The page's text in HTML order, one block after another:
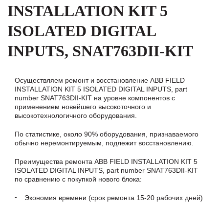
INSTALLATION KIT 5
ISOLATED DIGITAL
INPUTS, SNAT763DII-KIT
Осуществляем ремонт и восстановление ABB FIELD
INSTALLATION KIT 5 ISOLATED DIGITAL INPUTS, part
number SNAT763DII-KIT на уровне компонентов с
применением новейшего высокоточного и
высокотехнологичного оборудования.
По статистике, около 90% оборудования, признаваемого
обычно неремонтируемым, подлежит восстановлению.
Преимущества ремонта ABB FIELD INSTALLATION KIT 5
ISOLATED DIGITAL INPUTS, part number SNAT763DII-KIT
по сравнению с покупкой нового блока:
Экономия времени (срок ремонта 15-20 рабочих дней)